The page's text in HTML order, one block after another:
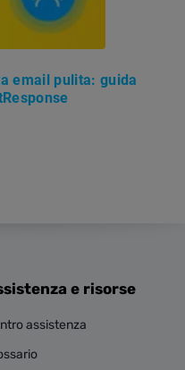
email pulita: guida
e risorse
assistenza